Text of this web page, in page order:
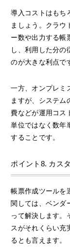
導入コストはもち
ましょう。クラウ
ー数や出力する帳
し、利用した分の
のが大きな利点で
一方、オンプレミ
ますが、システム
費などが運用コス
単位ではなく数年
することです。
ポイント8. カス
帳票作成ツールを
関しては、ベンダ
って解決します。
スがそれくらい充
るとも言えます。